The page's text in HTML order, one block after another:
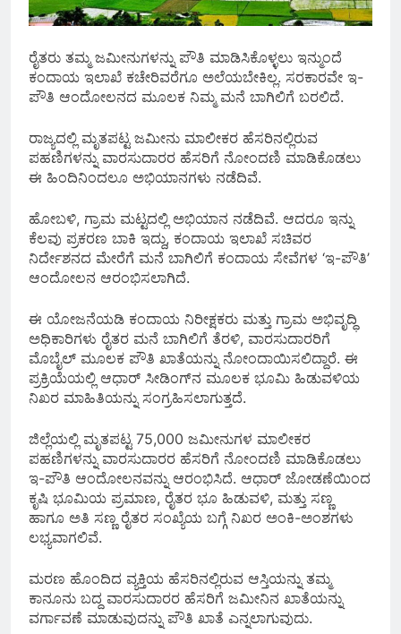
ರೈತರು ತಮ್ಮ ಜಮೀನುಗಳನ್ನು ಪೌತಿ ಮಾಡಿಸಿಕೊಳ್ಳಲು ಇನ್ಮುಂದೆ
ಕಂದಾಯ ಇಲಾಖೆ ಕಚೇರಿವರೆಗೂ ಅಲೆಯಬೇಕಿಲ್ಲ. ಸರಕಾರವೇ ಇ-
ಪೌತಿ ಆಂದೋಲನದ ಮೂಲಕ ನಿಮ್ಮ ಮನೆ ಬಾಗಿಲಿಗೆ ಬರಲಿದೆ.
ರಾಜ್ಯದಲ್ಲಿ ಮೃತಪಟ್ಟ ಜಮೀನು ಮಾಲೀಕರ ಹೆಸರಿನಲ್ಲಿರುವ
ಪಹಣಿಗಳನ್ನು ವಾರಸುದಾರರ ಹೆಸರಿಗೆ ನೋಂದಣಿ ಮಾಡಿಕೊಡಲು
ಈ ಹಿಂದಿನಿಂದಲೂ ಅಭಿಯಾನಗಳು ನಡೆದಿವೆ.
ಹೋಬಳಿ, ಗ್ರಾಮ ಮಟ್ಟದಲ್ಲಿ ಅಭಿಯಾನ ನಡೆದಿವೆ. ಆದರೂ ಇನ್ನು
ಕೆಲವು ಪ್ರಕರಣ ಬಾಕಿ ಇದ್ದು, ಕಂದಾಯ ಇಲಾಖೆ ಸಚಿವರ
ನಿರ್ದೇಶನದ ಮೇರೆಗೆ ಮನೆ ಬಾಗಿಲಿಗೆ ಕಂದಾಯ ಸೇವೆಗಳ ‘ಇ-ಪೌತಿ’
ಆಂದೋಲನ ಆರಂಭಿಸಲಾಗಿದೆ.
ಈ ಯೋಜನೆಯಡಿ ಕಂದಾಯ ನಿರೀಕ್ಷಕರು ಮತ್ತು ಗ್ರಾಮ ಅಭಿವೃದ್ಧಿ
ಅಧಿಕಾರಿಗಳು ರೈತರ ಮನೆ ಬಾಗಿಲಿಗೆ ತೆರಳಿ, ವಾರಸುದಾರರಿಗೆ
ಮೊಬೈಲ್ ಮೂಲಕ ಪೌತಿ ಖಾತೆಯನ್ನು ನೋಂದಾಯಿಸಲಿದ್ದಾರೆ. ಈ
ಪ್ರಕ್ರಿಯೆಯಲ್ಲಿ ಆಧಾರ್ ಸೀಡಿಂಗ್‌ನ ಮೂಲಕ ಭೂಮಿ ಹಿಡುವಳಿಯ
ನಿಖರ ಮಾಹಿತಿಯನ್ನು ಸಂಗ್ರಹಿಸಲಾಗುತ್ತದೆ.
ಜಿಲ್ಲೆಯಲ್ಲಿ ಮೃತಪಟ್ಟ 75,000 ಜಮೀನುಗಳ ಮಾಲೀಕರ
ಪಹಣಿಗಳನ್ನು ವಾರಸುದಾರರ ಹೆಸರಿಗೆ ನೋಂದಣಿ ಮಾಡಿಕೊಡಲು
ಇ-ಪೌತಿ ಆಂದೋಲನವನ್ನು ಆರಂಭಿಸಿದೆ. ಆಧಾರ್ ಜೋಡಣೆಯಿಂದ
ಕೃಷಿ ಭೂಮಿಯ ಪ್ರಮಾಣ, ರೈತರ ಭೂ ಹಿಡುವಳಿ, ಮತ್ತು ಸಣ್ಣ
ಹಾಗೂ ಅತಿ ಸಣ್ಣ ರೈತರ ಸಂಖ್ಯೆಯ ಬಗ್ಗೆ ನಿಖರ ಅಂಕಿ-ಅಂಶಗಳು
ಲಭ್ಯವಾಗಲಿವೆ.
ಮರಣ ಹೊಂದಿದ ವ್ಯಕ್ತಿಯ ಹೆಸರಿನಲ್ಲಿರುವ ಆಸ್ತಿಯನ್ನು ತಮ್ಮ
ಕಾನೂನು ಬದ್ದ ವಾರಸುದಾರರ ಹೆಸರಿಗೆ ಜಮೀನಿನ ಖಾತೆಯನ್ನು
ವರ್ಗಾವಣೆ ಮಾಡುವುದನ್ನು ಪೌತಿ ಖಾತೆ ಎನ್ನಲಾಗುವುದು.